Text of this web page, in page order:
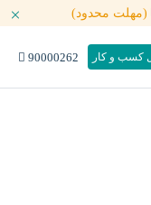
(مهلت محدود)
کسب و کار 90000262